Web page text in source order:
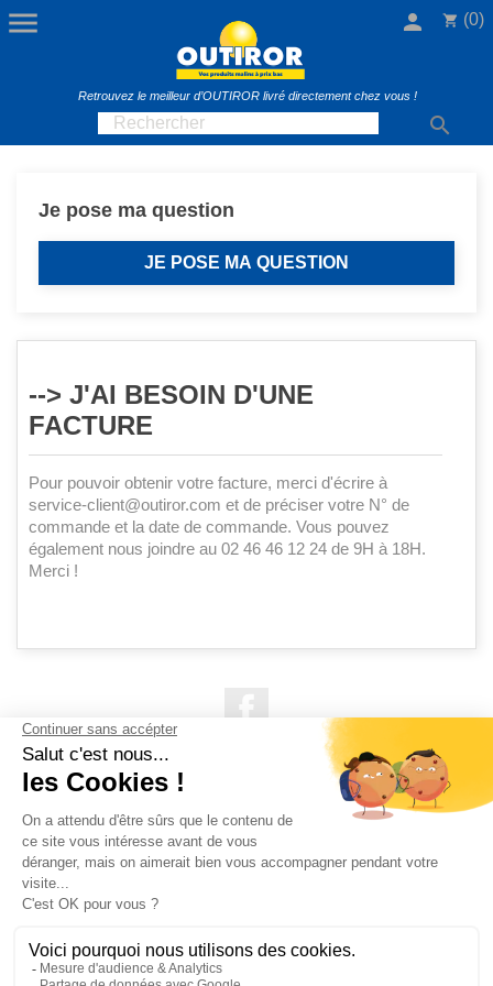
 shopping_cart (0)
person
Retrouvez le meilleur d’OUTIROR livré directement chez vous !

Je pose ma question
JE POSE MA QUESTION
--> J'AI BESOIN D'UNE
FACTURE
Pour pouvoir obtenir votre facture, merci d'écrire à
service-client@outiror.com et de préciser votre N° de
commande et la date de commande. Vous pouvez
également nous joindre au 02 46 46 12 24 de 9H à 18H.
Merci !
NOS PRODUITS
NOTRE SOCIÉTÉ
INFORMATIONS DE LA BOUTIQUE